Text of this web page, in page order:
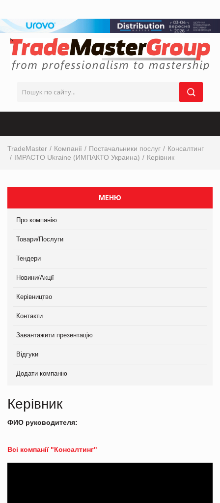
TradeMaster Компанії Постачальники послуг
Консалтинг
IMPACTO Ukraine (ИМПАКТО Украина)
Керівник
МЕНЮ
Про компанію
Товари/Послуги
Тендери
Новини/Акції
Керівництво
Контакти
Завантажити презентацію
Відгуки
Додати компанію
Керівник
ФИО руководителя:
Всі компанії "Консалтинг"